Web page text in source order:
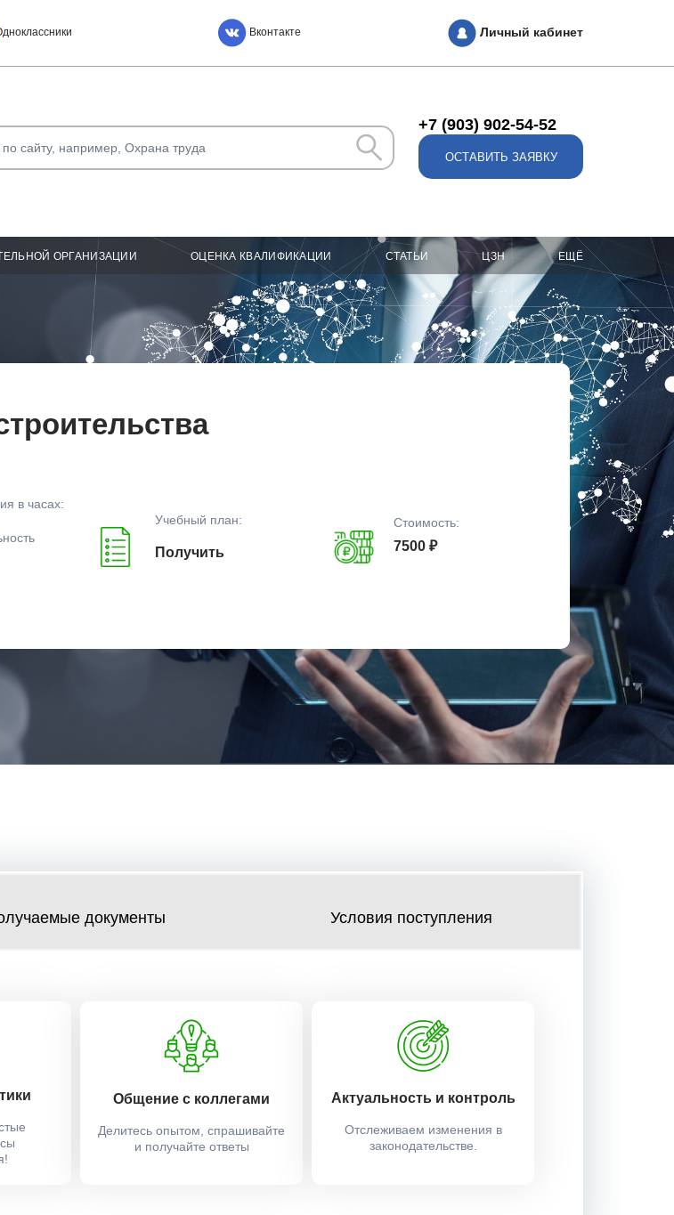
Вконтакте Личный кабинет
+7 (903) 902-54-52
ОСТАВИТЬ ЗАЯВКУ
ОРГАНИЗАЦИИ ОЦЕНКА КВАЛИФИКАЦИИ СТАТЬИ ЦЗН ЕЩЁ
в часах:
Учебный план:
Получить
Стоимость:
7500 ₽
документы Условия поступления
Общение с коллегами
Делитесь опытом, спрашивайте
и получайте ответы
Актуальность и контроль
Отслеживаем изменения в
законодательстве.